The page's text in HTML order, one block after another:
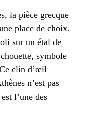
la pièce grecque
place de choix.
sur un étal de
symbole
clin d’œil
n’est pas
l’une des